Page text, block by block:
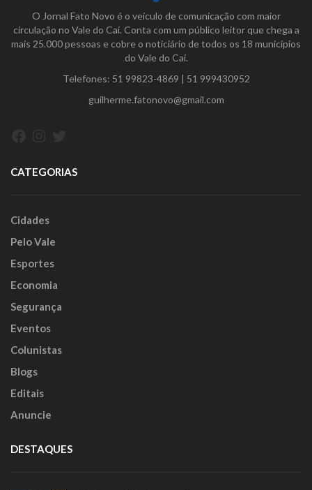
O Jornal Fato Novo é o veículo de comunicação com maior
circulação no Vale do Caí. Conta com um público leitor que chega a
mais 25.000 pessoas e cobre o noticiário de todos os 18 municípios
do Vale do Caí.
Telefones: 51 99823-4869 | 51 999430952
guilherme.fatonovo@gmail.com
CATEGORIAS
Cidades
Pelo Vale
Esportes
Economia
Segurança
Eventos
Colunistas
Blogs
Editais
Anuncie
DESTAQUES